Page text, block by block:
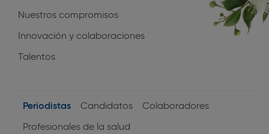
Nuestros compromisos
Innovación y colaboraciones
Talentos
User
Periodistas Candidatos Colaboradores
Profesionales de la salud